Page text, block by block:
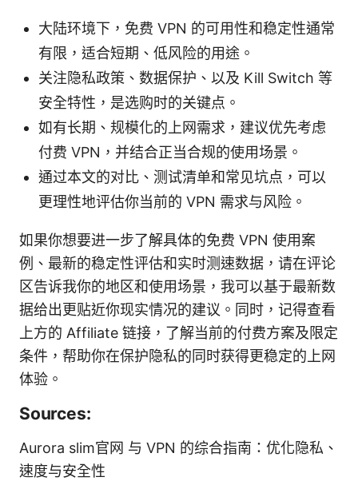
大陆环境下，免费 VPN 的可用性和稳定性通常
有限，适合短期、低风险的用途。
关注隐私政策、数据保护、以及 Kill Switch 等
安全特性，是选购时的关键点。
如有长期、规模化的上网需求，建议优先考虑
付费 VPN，并结合正当合规的使用场景。
通过本文的对比、测试清单和常见坑点，可以
更理性地评估你当前的 VPN 需求与风险。
如果你想要进一步了解具体的免费 VPN 使用案
例、最新的稳定性评估和实时测速数据，请在评论
区告诉我你的地区和使用场景，我可以基于最新数
据给出更贴近你现实情况的建议。同时，记得查看
上方的 Affiliate 链接，了解当前的付费方案及限定
条件，帮助你在保护隐私的同时获得更稳定的上网
体验。
Sources:
Aurora slim官网 与 VPN 的综合指南：优化隐私、
速度与安全性